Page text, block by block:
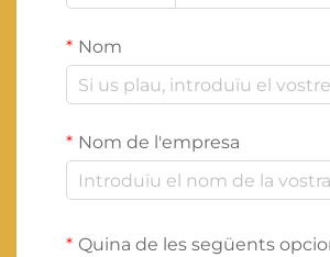
Nom
Nom de l'empresa
Quina de les següents